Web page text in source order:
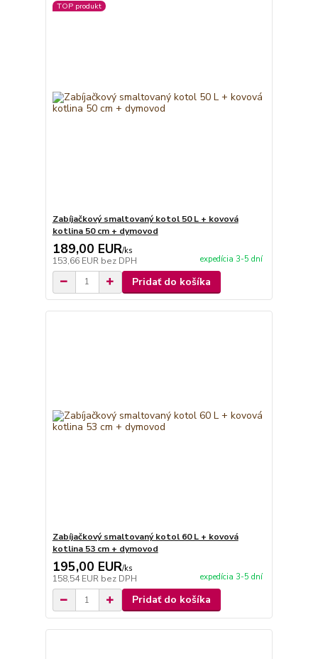
TOP produkt
Zabíjačkový smaltovaný kotol 50 L + kovová
kotlina 50 cm + dymovod
189,00 EUR/ks
153,66 EUR bez DPH expedícia 3-5 dní
Pridať do košíka
Zabíjačkový smaltovaný kotol 60 L + kovová
kotlina 53 cm + dymovod
195,00 EUR/ks
158,54 EUR bez DPH expedícia 3-5 dní
Pridať do košíka